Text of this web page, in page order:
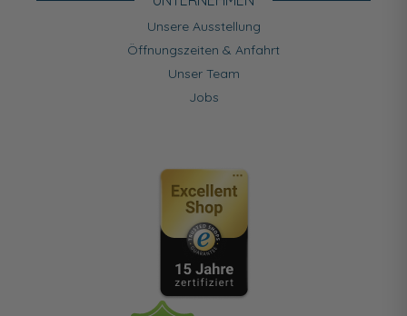
Unsere Ausstellung
Öffnungszeiten & Anfahrt
Unser Team
Jobs